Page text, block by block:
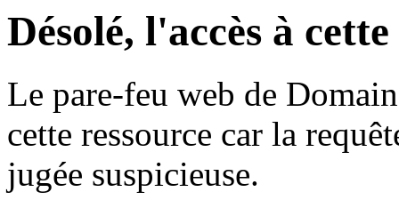
Désolé, l'accès à
Le pare-feu web de
cette ressource car la
jugée suspicieuse.